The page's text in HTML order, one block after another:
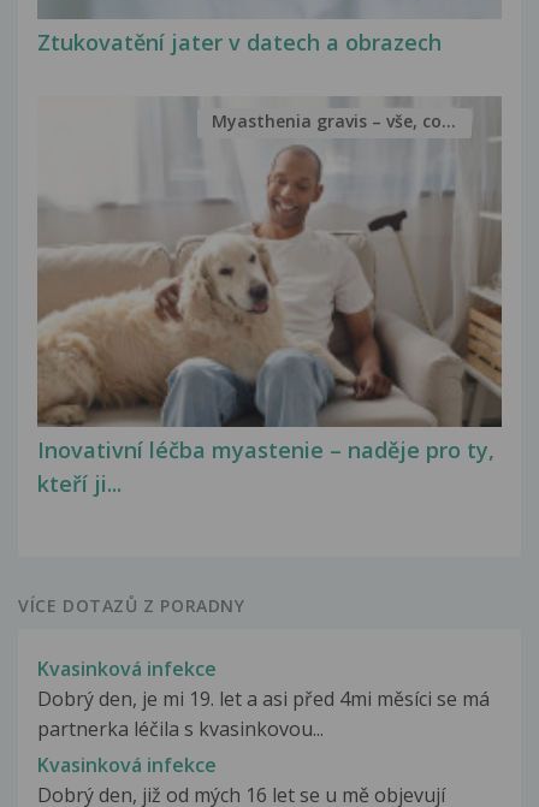
Ztukovatění jater v datech a obrazech
Inovativní léčba myastenie – naděje pro ty,
kteří ji...
Myasthenia gravis – vše, co...
VÍCE DOTAZŮ Z PORADNY
Kvasinková infekce
Dobrý den, je mi 19. let a asi před 4mi měsíci se má
partnerka léčila s kvasinkovou...
Kvasinková infekce
Dobrý den, již od mých 16 let se u mě objevují